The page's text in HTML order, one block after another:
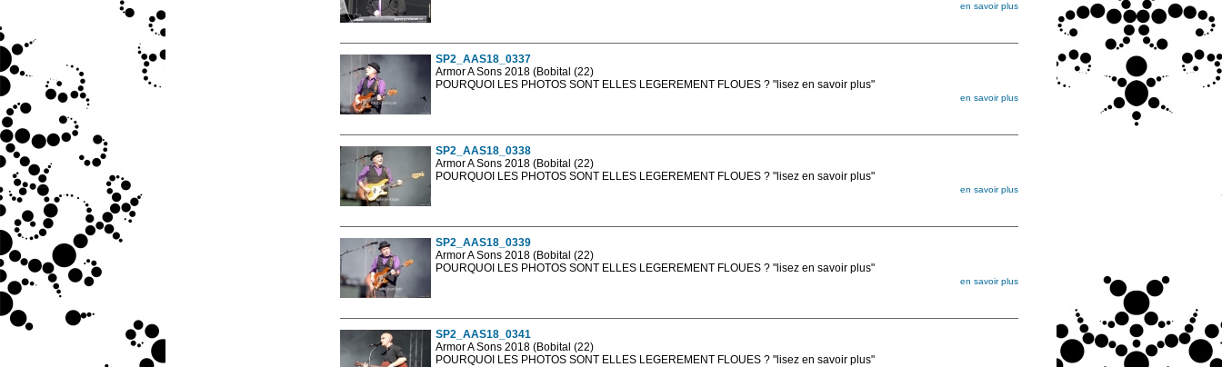
en savoir plus
SP2_AAS18_0337
Armor A Sons 2018 (Bobital (22)
POURQUOI LES PHOTOS SONT ELLES LEGEREMENT FLOUES ? "lisez en savoir plus"
en savoir plus
SP2_AAS18_0338
Armor A Sons 2018 (Bobital (22)
POURQUOI LES PHOTOS SONT ELLES LEGEREMENT FLOUES ? "lisez en savoir plus"
en savoir plus
SP2_AAS18_0339
Armor A Sons 2018 (Bobital (22)
POURQUOI LES PHOTOS SONT ELLES LEGEREMENT FLOUES ? "lisez en savoir plus"
en savoir plus
SP2_AAS18_0341
Armor A Sons 2018 (Bobital (22)
POURQUOI LES PHOTOS SONT ELLES LEGEREMENT FLOUES ? "lisez en savoir plus"